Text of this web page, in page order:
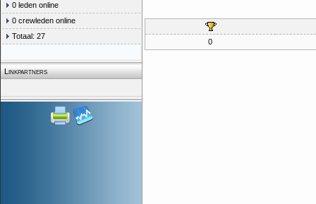
0 leden online
0 crewleden online
Totaal: 27
Linkpartners
0